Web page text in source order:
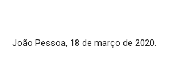
João Pessoa, 18 de março de 2020.